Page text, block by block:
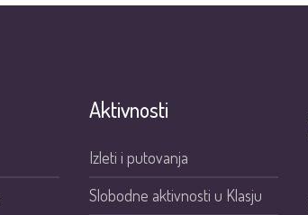
Aktivnosti
Izleti i putovanja
Slobodne aktivnosti u Klasju